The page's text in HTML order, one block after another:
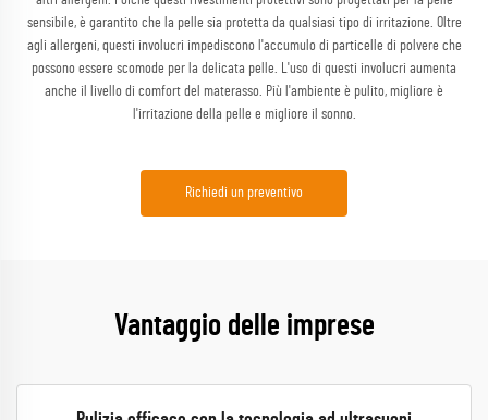
sensibile, è garantito che la pelle sia protetta da qualsiasi tipo di irritazione. Oltre
agli allergeni, questi involucri impediscono l'accumulo di particelle di polvere che
possono essere scomode per la delicata pelle. L'uso di questi involucri aumenta
anche il livello di comfort del materasso. Più l'ambiente è pulito, migliore è
l'irritazione della pelle e migliore il sonno.
Richiedi un preventivo
Vantaggio delle imprese